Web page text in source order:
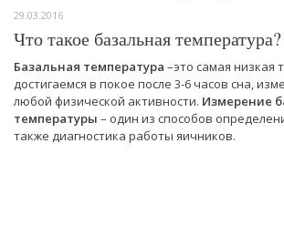
29.03.2016
Что такое базальная температура?
Базальная температура –это самая низкая
достигаемся в покое после 3-6 часов сна,
любой физической активности. Измерение
температуры – один из способов
также диагностика работы яичников.